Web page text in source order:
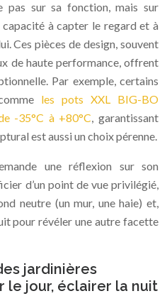
pas sur sa fonction, mais sur
capacité à capter le regard et à
Ces pièces de design, souvent
de haute performance, offrent
Par exemple, certains
les pots XXL BIG-BO
-35°C à +80°C, garantissant
est aussi un choix pérenne.
une réflexion sur son
d’un point de vue privilégié,
neutre (un mur, une haie) et,
pour révéler une autre facette
jardinières
le jour, éclairer la nuit